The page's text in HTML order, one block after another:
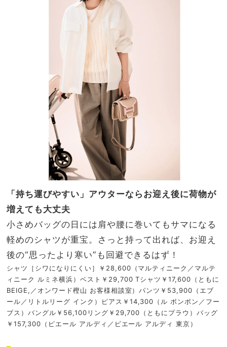
「持ち運びやすい」アウターならお迎え後に荷物が
増えても大丈夫
小さめバッグの日には肩や腰に巻いてもサマになる
軽めのシャツが重宝。さっと持って出れば、お迎え
後の“思ったより寒い”も回避できるはず！
シャツ［シワになりにくい］￥28,600（マルティニーク／マルテ
ィニーク ルミネ横浜）ベスト￥29,700 Tシャツ￥17,600（ともに
BEIGE,／オンワード樫山 お客様相談室）パンツ￥53,900（エブ
ール／リトルリーグ インク）ピアス￥14,300（ル ボンボン／フー
ブス）バングル￥56,100リング￥29,700（ともにプラウ）バッグ
￥157,300（ピエール アルディ／ピエール アルディ 東京）